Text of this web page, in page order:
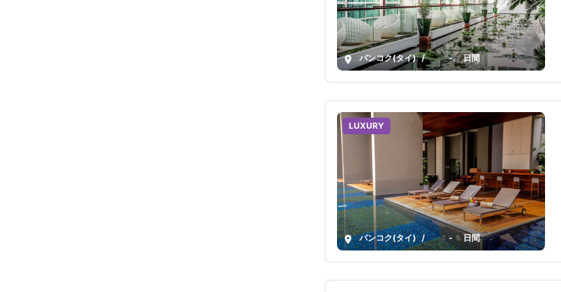
バンコク(タイ) / 4-8日間
LUXURY
バンコク(タイ) / 4-8日間